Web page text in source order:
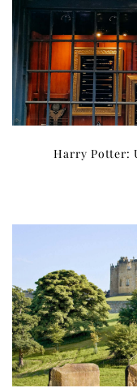
Harry Potter: